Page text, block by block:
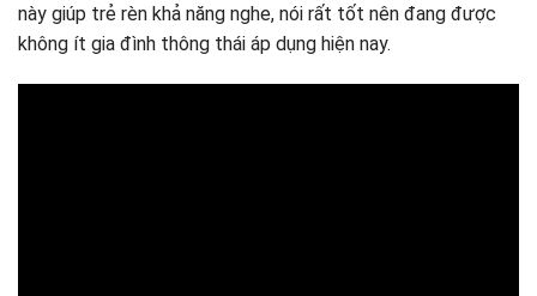
này giúp trẻ rèn khả năng nghe, nói rất tốt nên đang được
không ít gia đình thông thái áp dụng hiện nay.